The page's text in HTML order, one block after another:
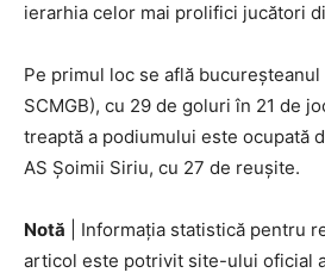
ierarhia celor mai prolifici jucători
Pe primul loc se află bucureşteanul
SCMGB), cu 29 de goluri în 21 de
treaptă a podiumului este ocupată
AS Şoimii Siriu, cu 27 de reuşite.
Notă | Informaţia statistică pentru
articol este potrivit site-ului oficial